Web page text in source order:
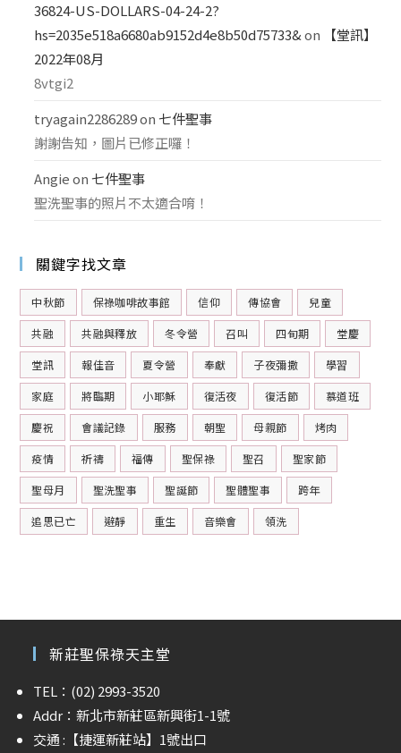
36824-US-DOLLARS-04-24-2?
hs=2035e518a6680ab9152d4e8b50d75733& on
【堂訊】
2022年08月
8vtgi2
tryagain2286289on 七件聖事
謝謝告知，圖片已修正囉！
Angie on 七件聖事
聖洗聖事的照片不太適合唷！
關鍵字找文章
中秋節 保祿咖啡故事館 信仰 傳協會 兒童
共融 共融與釋放 冬令營 召叫 四旬期 堂慶
堂訊 報佳音 夏令營 奉獻 子夜彌撒 學習
家庭 將臨期 小耶穌 復活夜 復活節 慕道班
慶祝 會議記錄 服務 朝聖 母親節 烤肉
疫情 祈禱 福傳 聖保祿 聖召 聖家節
聖母月 聖洗聖事 聖誕節 聖體聖事 跨年
追思已亡 避靜 重生 音樂會 領洗
新莊聖保祿天主堂
TEL：(02) 2993-3520
Addr：新北市新莊區新興街1-1號
交通 : 【捷運新莊站】 1號出口